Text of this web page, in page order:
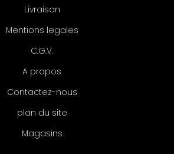
Livraison
Mentions legales
C.G.V.
A propos
Contactez-nous
plan du site
Magasins